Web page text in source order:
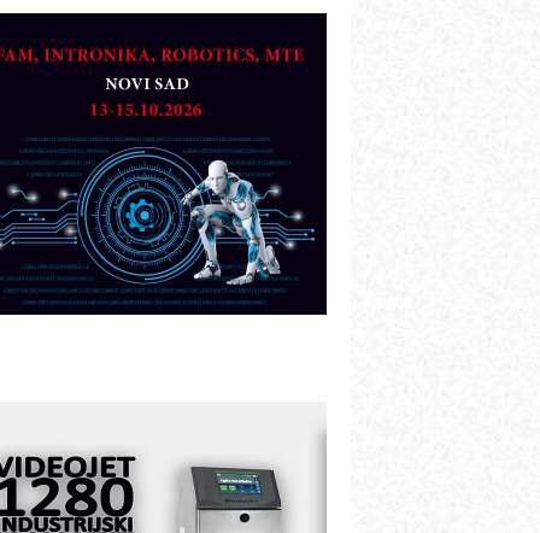
- Prilagodite svoju toplinsku
Razvoj asortimanskog pravca MINI-
PLC AKYTEC
dostupan u Srbiji
MOTOMAN – NEXT-Robotika vođena
inteligencijom
MOBILE revolucioniše
industrijsku automatizaciju
pionirskimmobile operator PANEL-OM
d.o.o. – 35 godina preciznosti u
i pametnim dozirnim